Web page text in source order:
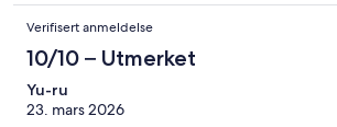
Verifisert anmeldelse
10/10 – Utmerket
Yu-ru
23. mars 2026